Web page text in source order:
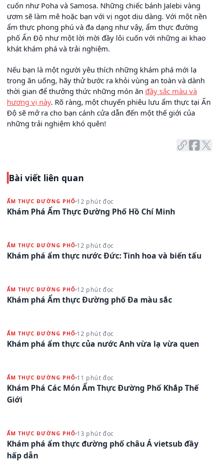
cuốn như Poha và Samosa. Những chiếc bánh Jalebi vàng
ươm sẽ làm mê hoặc bạn với vị ngọt dịu dàng. Với một nền
ẩm thực phong phú và đa dạng như vậy, ẩm thực đường
phố Ấn Độ như một lời mời đầy lôi cuốn với những ai khao
khát khám phá và trải nghiệm.
Nếu bạn là một người yêu thích những khám phá mới lạ
trong ăn uống, hãy thử bước ra khỏi vùng an toàn và dành
thời gian để thưởng thức những món ăn đầy sắc màu và
hương vị này. Rõ ràng, một chuyến phiêu lưu ẩm thực tại Ấn
Độ sẽ mở ra cho bạn cánh cửa dẫn đến một thế giới của
những trải nghiệm khó quên!
Bài viết liên quan
ẨM THỰC ĐƯỜNG PHỐ 12 phút đọc
Khám Phá Ẩm Thực Đường Phố Hồ Chí Minh
ẨM THỰC ĐƯỜNG PHỐ 12 phút đọc
Khám phá ẩm thực nước Đức: Tinh hoa và biến tấu
ẨM THỰC ĐƯỜNG PHỐ 12 phút đọc
Khám phá Ẩm thực Đường phố Đa màu sắc
ẨM THỰC ĐƯỜNG PHỐ 12 phút đọc
Khám phá ẩm thực của nước Anh vừa lạ vừa quen
ẨM THỰC ĐƯỜNG PHỐ 11 phút đọc
Khám Phá Các Món Ẩm Thực Đường Phố Khắp Thế
Giới
ẨM THỰC ĐƯỜNG PHỐ 13 phút đọc
Khám phá ẩm thực đường phố châu Á vietsub đầy
hấp dẫn